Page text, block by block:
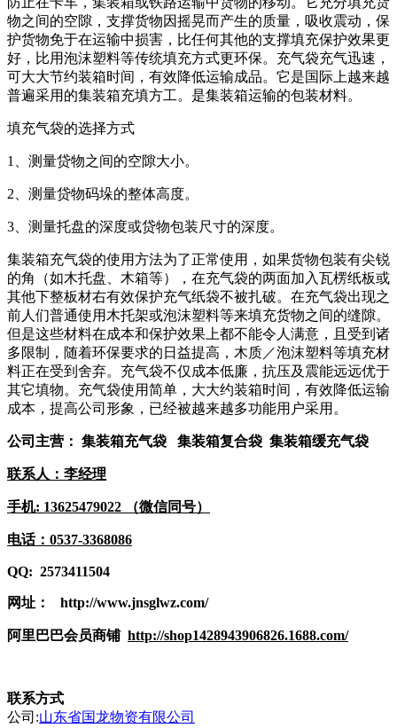
物之间的空隙，支撑货物因摇晃而产生的质量，吸收震动，保
护货物免于在运输中损害，比任何其他的支撑填充保护效果更
好，比用泡沫塑料等传统填充方式更环保。充气袋充气迅速，
可大大节约装箱时间，有效降低运输成品。它是国际上越来越
普遍采用的集装箱充填方工。是集装箱运输的包装材料。
填充气袋的选择方式
1、测量贷物之间的空隙大小。
2、测量贷物码垛的整体高度。
3、测量托盘的深度或贷物包装尺寸的深度。
集装箱充气袋的使用方法为了正常使用，如果货物包装有尖锐
的角（如木托盘、木箱等），在充气袋的两面加入瓦楞纸板或
其他下整板材右有效保护充气纸袋不被扎破。在充气袋出现之
前人们普通使用木托架或泡沫塑料等来填充货物之间的缝隙。
但是这些材料在成本和保护效果上都不能令人满意，且受到诸
多限制，随着环保要求的日益提高，木质／泡沫塑料等填充材
料正在受到舍弃。充气袋不仅成本低廉，抗压及震能远远优于
其它填物。充气袋使用简单，大大约装箱时间，有效降低运输
成本，提高公司形象，已经被越来越多功能用户采用。
公司主营： 集装箱充气袋 集装箱复合袋 集装箱缓充气袋
联系人： 李经理
手机: 13625479022 （微信同号）
电话： 0537-3368086
QQ: 2573411504
网址： http://www.jnsglwz.com/
阿里巴巴会员商铺 http://shop1428943906826.1688.com/
联系方式
公司:山东省国龙物资有限公司